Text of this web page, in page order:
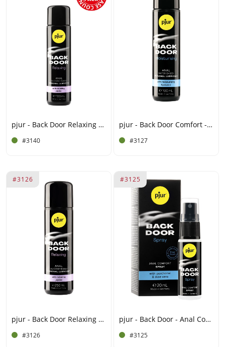
pjur - Back Door Relaxing - Gleitmittel auf Silikonbasis - 100 ml (12 St)
#3140
pjur - Back Door Comfort - Gleitmittel auf Wasserbasis - 100 ml
#3127
#3126
pjur - Back Door Relaxing - Gleitmittel auf Silikonbasis - 250 ml
#3126
#3125
pjur - Back Door - Anal Comfort Spray - 20 ml
#3125